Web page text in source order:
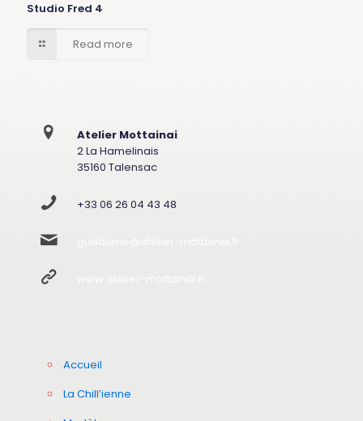
Studio Fred 4
Read more
Atelier Mottainai
2 La Hamelinais
35160 Talensac
+33 06 26 04 43 48
Accueil
La Chill’ienne